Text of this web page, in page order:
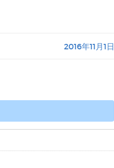
2016年11月1日